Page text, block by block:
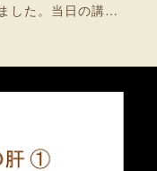
した。当日の講…